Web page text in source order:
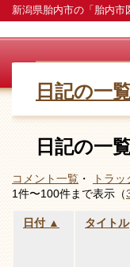
新潟県胎内市の「胎内市
日記の一
日記の一
コメント一覧 ・
トラ
1件〜100件まで表示（
日付 ▲ タイトル